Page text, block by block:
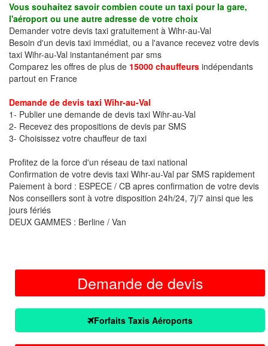
Vous souhaitez savoir combien coute un taxi pour la gare,
l'aéroport ou une autre adresse de votre choix
Demander votre devis taxi gratuitement à Wihr-au-Val
Besoin d'un devis taxi immédiat, ou a l'avance recevez votre devis
taxi Wihr-au-Val instantanément par sms
Comparez les offres de plus de 15000 chauffeurs indépendants
partout en France
Demande de devis taxi Wihr-au-Val
1- Publier une demande de devis taxi Wihr-au-Val
2- Recevez des propositions de devis par SMS
3- Choisissez votre chauffeur de taxi
Profitez de la force d'un réseau de taxi national
Confirmation de votre devis taxi Wihr-au-Val par SMS rapidement
Paiement à bord : ESPECE / CB apres confirmation de votre devis
Nos conseillers sont à votre disposition 24h/24, 7j/7 ainsi que les
jours fériés
DEUX GAMMES : Berline / Van
Demande de devis
Forfaits Taxis Aéroports